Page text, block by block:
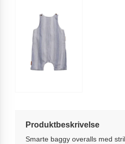
Produktbeskrivelse
Smarte baggy overalls med